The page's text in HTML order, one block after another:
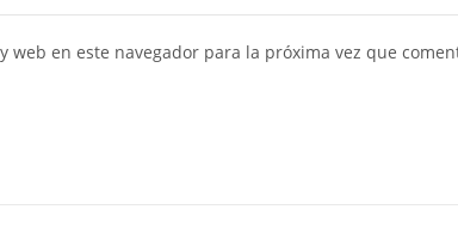
web en este navegador para la próxima vez que